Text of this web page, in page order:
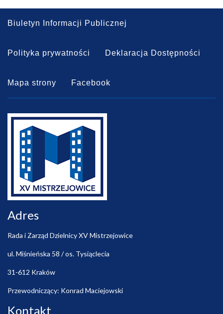
Biuletyn Informacji Publicznej
Polityka prywatności Deklaracja Dostępności
Mapa strony Facebook
Adres
Rada i Zarząd Dzielnicy XV Mistrzejowice
ul. Miśnieńska 58 / os. Tysiąclecia
31-612 Kraków
Przewodniczący: Konrad Maciejowski
Kontakt